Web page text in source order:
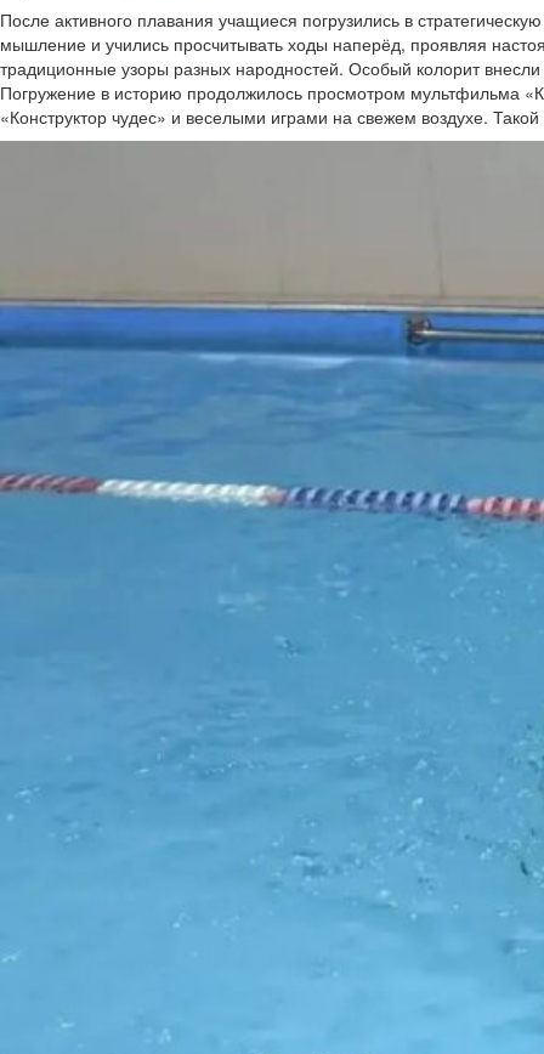
После активного плавания учащиеся погрузились в
мышление и учились просчитывать ходы наперёд, проявляя
традиционные узоры разных народностей. Особый колорит
Погружение в историю продолжилось просмотром мультфильма
«Конструктор чудес» и веселыми играми на свежем воздухе.